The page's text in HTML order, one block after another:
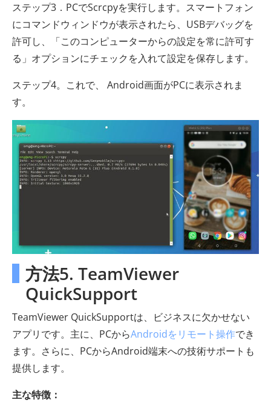
ステップ3．PCでScrcpyを実行します。スマートフォン
にコマンドウィンドウが表示されたら、USBデバッグを
許可し、「このコンピューターからの設定を常に許可す
る」オプションにチェックを入れて設定を保存します。
ステップ4。これで、 Android画面がPCに表示されま
す。
方法5. TeamViewer
QuickSupport
TeamViewer QuickSupportは、ビジネスに欠かせない
アプリです。主に、PCからAndroidをリモート操作でき
ます。さらに、PCからAndroid端末への技術サポートも
提供します。
主な特徴：